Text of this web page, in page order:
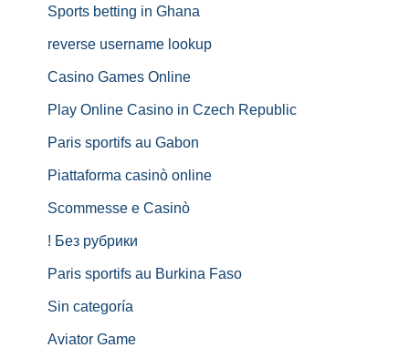
Sports betting in Ghana
reverse username lookup
Casino Games Online
Play Online Casino in Czech Republic
Paris sportifs au Gabon
Piattaforma casinò online
Scommesse e Casinò
! Без рубрики
Paris sportifs au Burkina Faso
Sin categoría
Aviator Game